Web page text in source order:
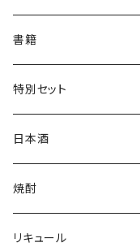
帽子・ニット帽
タオル・トートバッグ
絵馬
キーホルダー
ミニゼッケン
水
サイダー
甘酒
天然炭酸水
書籍
特別セット
日本酒
シェフヒロ×市野屋
浪漫亭企画商品
焼酎
ｻｸﾗｵﾌﾞﾙﾜﾘｰ ダルマ焼酎
リキュール